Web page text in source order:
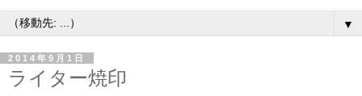
▼
2014年9月1日
ライター焼印